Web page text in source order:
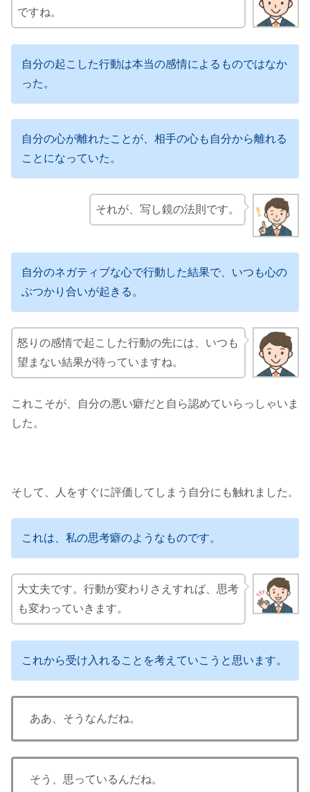
ですね。
自分の起こした行動は本当の感情によるものではなか
った。
自分の心が離れたことが、相手の心も自分から離れる
ことになっていた。
それが、写し鏡の法則です。
自分のネガティブな心で行動した結果で、いつも心の
ぶつかり合いが起きる。
怒りの感情で起こした行動の先には、いつも
望まない結果が待っていますね。
これこそが、自分の悪い癖だと自ら認めていらっしゃいま
した。
そして、人をすぐに評価してしまう自分にも触れました。
これは、私の思考癖のようなものです。
大丈夫です。行動が変わりさえすれば、思考
も変わっていきます。
これから受け入れることを考えていこうと思います。
ああ、そうなんだね。
そう、思っているんだね。